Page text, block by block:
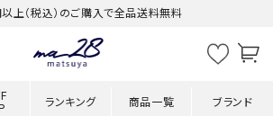
上（税込）のご購入で全品送料無料
ランキング 商品一覧 ブランド